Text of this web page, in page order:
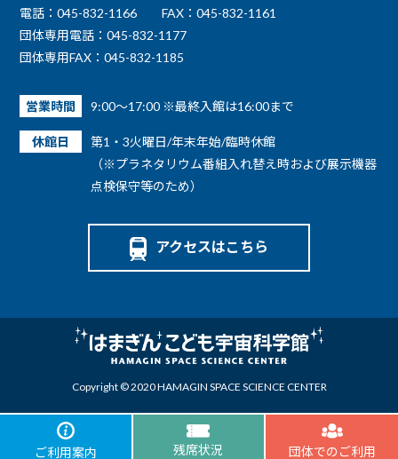
電話：045-832-1166
FAX：045-832-1161
団体専用電話：045-832-1177
団体専用FAX：045-832-1185
営業時間 9:00～17:00 ※最終入館は16:00まで
休館日
第1・3火曜日/年末年始/臨時休館
（※プラネタリウム番組入れ替え時および展示機器
点検保守等のため）
アクセスはこちら
Copyright © 2020 HAMAGIN SPACE SCIENCE CENTER
ご利用案内 残席状況 団体でのご利用